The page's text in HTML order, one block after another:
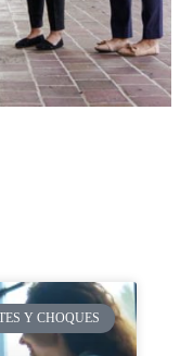
Y CHOQUES